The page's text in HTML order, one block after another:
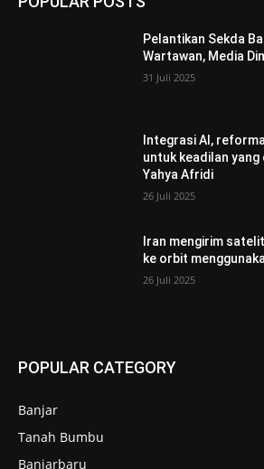
Pelantikan Sekda
Wartawan, Media
31 Juli 2025
Integrasi AI,
untuk keadilan
Yahya Afridi
26 Juli 2025
Iran mengirim
ke orbit
26 Juli 2025
POPULAR CATEGORY
Banjar
Tanah Bumbu
Banjarbaru